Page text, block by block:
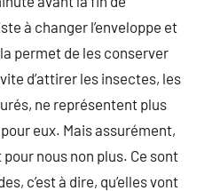
à changer l’enveloppe et
permet de les conserver
d’attirer les insectes, les
ne représentent plus
eux. Mais assurément,
nous non plus. Ce sont
c’est à dire, qu’elles vont